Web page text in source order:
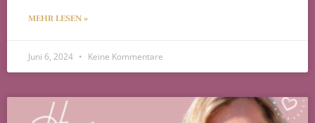
MEHR LESEN »
Juni 6, 2024 Keine Kommentare